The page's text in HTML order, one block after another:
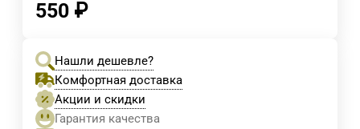
550 ₽
Нашли дешевле?
Комфортная доставка
Акции и скидки
Гарантия качества